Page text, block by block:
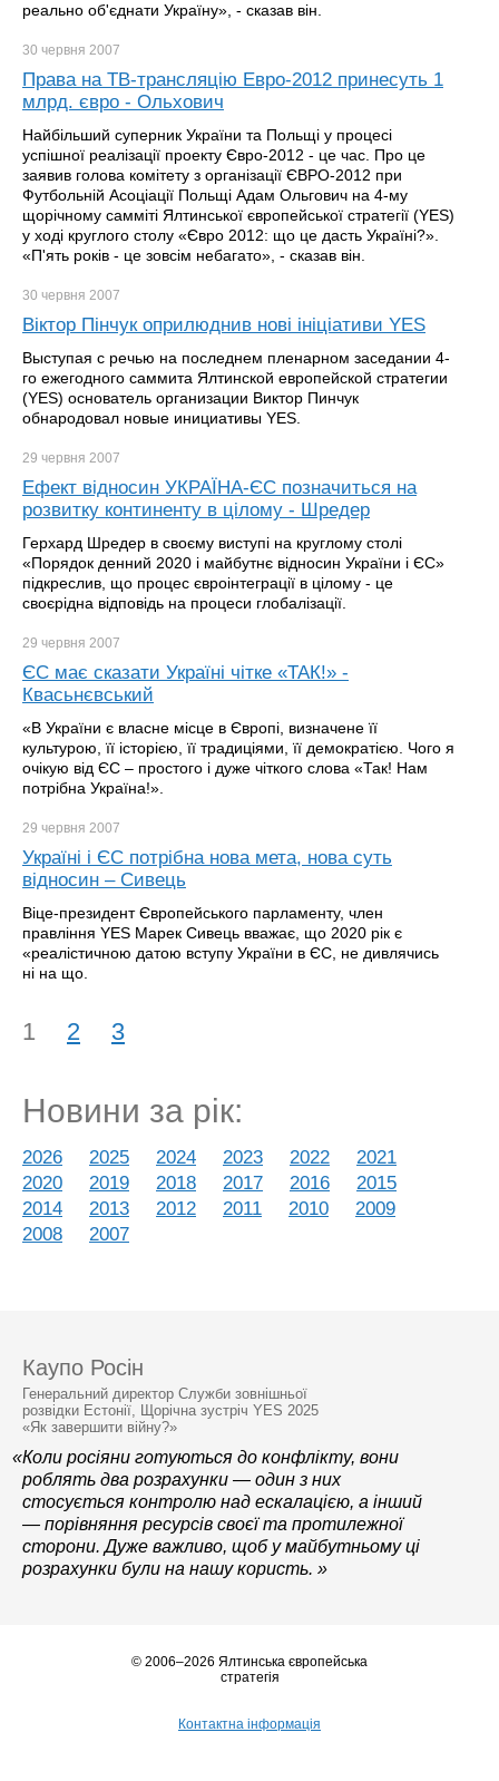
реально об'єднати Україну», - сказав він.
30 червня 2007
Права на ТВ-трансляцію Евро-2012 принесуть 1
млрд. євро - Ольхович
Найбільший суперник України та Польщі у процесі
успішної реалізації проекту Євро-2012 - це час. Про це
заявив голова комітету з організації ЄВРО-2012 при
Футбольній Асоціації Польщі Адам Ольгович на 4-му
щорічному самміті Ялтинської європейської стратегії (YES)
у ході круглого столу «Євро 2012: що це дасть Україні?».
«П'ять років - це зовсім небагато», - сказав він.
30 червня 2007
Віктор Пінчук оприлюднив нові ініціативи YES
Выступая с речью на последнем пленарном заседании 4-
го ежегодного саммита Ялтинской европейской стратегии
(YES) основатель организации Виктор Пинчук
обнародовал новые инициативы YES.
29 червня 2007
Ефект відносин УКРАЇНА-ЄС позначиться на
розвитку континенту в цілому - Шредер
Герхард Шредер в своєму виступі на круглому столі
«Порядок денний 2020 і майбутнє відносин України і ЄС»
підкреслив, що процес євроінтеграції в цілому - це
своєрідна відповідь на процеси глобалізації.
29 червня 2007
ЄС має сказати Україні чітке «ТАК!» -
Квасьнєвський
«В України є власне місце в Європі, визначене її
культурою, її історією, її традиціями, її демократією. Чого я
очікую від ЄС – простого і дуже чіткого слова «Так! Нам
потрібна Україна!».
29 червня 2007
Україні і ЄС потрібна нова мета, нова суть
відносин – Сивець
Віце-президент Європейського парламенту, член
правління YES Марек Сивець вважає, що 2020 рік є
«реалістичною датою вступу України в ЄС, не дивлячись
ні на що.
1 2 3
Новини за рік:
2026 2025 2024 2023 2022
2021
2020
2019 2018 2017 2016
2015
2014
2013 2012 2011 2010
2009
2008
2007
Каупо Росін
Генеральний директор Служби зовнішньої
розвідки Естонії, Щорічна зустріч YES 2025
«Як завершити війну?»
«Коли росіяни готуються до конфлікту, вони
роблять два розрахунки — один з них
стосується контролю над ескалацією, а інший
— порівняння ресурсів своєї та протилежної
сторони. Дуже важливо, щоб у майбутньому ці
розрахунки були на нашу користь. »
© 2006–2026 Ялтинська європейська
стратегія
Контактна інформація